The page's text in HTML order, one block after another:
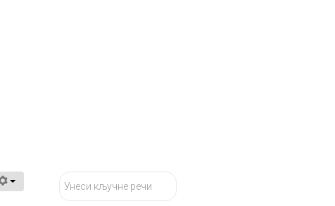
тражи...